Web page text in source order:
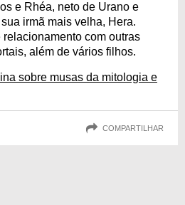
e Rhéa, neto de Urano e
irmã mais velha, Hera.
com outras
além de vários filhos.
sobre musas da mitologia e
COMPARTILHAR